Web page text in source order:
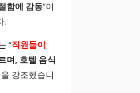
함에 감동“이
.
“직원들이
며, 호텔 음식
강조했습니